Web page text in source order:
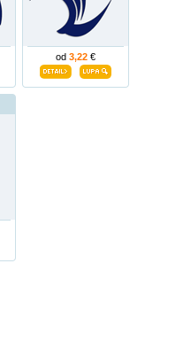
od 3,22 €